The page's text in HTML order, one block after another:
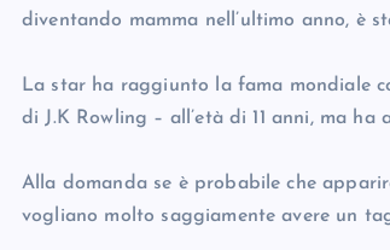
diventando mamma nell’ultimo anno, è
La star ha raggiunto la fama mondiale
di J.K Rowling – all’età di 11 anni, ma
Alla domanda se è probabile che
vogliano molto saggiamente avere un